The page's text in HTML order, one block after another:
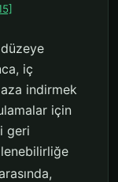
düzeye
iç
indirmek
için
geri